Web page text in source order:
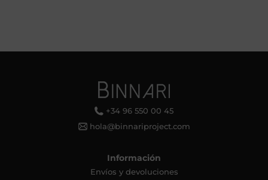
+34 96 550 00 45
hola@binnariproject.com
Información
Envíos y devoluciones